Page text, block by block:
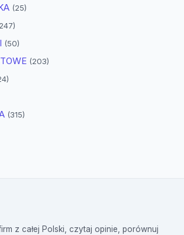
(25)
(50)
(203)
(315)
z całej Polski, czytaj opinie, porównuj